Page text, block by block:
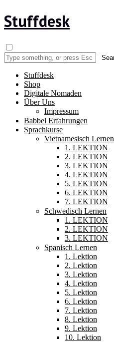
Stuffdesk
Stuffdesk
Shop
Digitale Nomaden
Über Uns
Impressum
Babbel Erfahrungen
Sprachkurse
Vietnamesisch Lernen
1. LEKTION
2. LEKTION
3. LEKTION
4. LEKTION
5. LEKTION
6. LEKTION
7. LEKTION
Schwedisch Lernen
1. LEKTION
2. LEKTION
3. LEKTION
Spanisch Lernen
1. Lektion
2. Lektion
3. Lektion
4. Lektion
5. Lektion
6. Lektion
7. Lektion
8. Lektion
9. Lektion
10. Lektion